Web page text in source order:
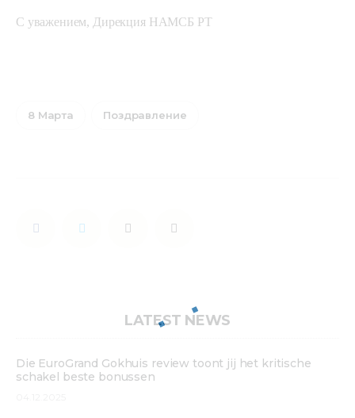
С уважением, Дирекция НАМСБ РТ
8 Марта Поздравление
LATEST NEWS
Die EuroGrand Gokhuis review toont jij het kritische
schakel beste bonussen